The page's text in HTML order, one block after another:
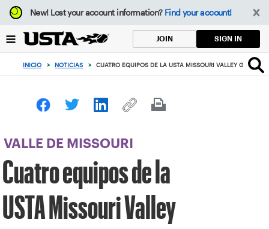
Enfoque
desde
botón
volver
principio
New!Lost your account information? Find your account!
JOIN SIGN IN
INICIO > NOTICIAS > CUATRO EQUIPOS DE LA USTA MISSOURI VALLEY GANAN
VALLE DE MISSOURI
Cuatro equipos de la
USTA Missouri Valley